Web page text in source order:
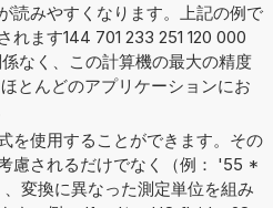
読みやすくなります。上記の例で
れます144 701 233 251 120 000
なく、この計算機の最大の精度
とんどのアプリケーションにお
を使用することができます。その
慮されるだけでなく（例： '55 *
変換に異なった測定単位を組み